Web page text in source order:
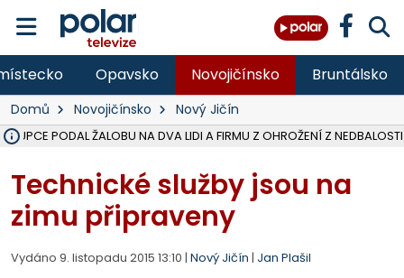
Opavsko Novojičínsko Bruntálsko
Domů Novojičínsko Nový Jičín
PODAL ŽALOBU NA DVA LIDI A FIRMU Z OHROŽENÍ Z NEDBALOSTI
Technické služby jsou na
zimu připraveny
Vydáno 9. listopadu 2015 13:10 | Nový Jičín | Jan Plašil